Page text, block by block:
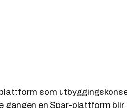
som
gangen en Spar-plattform blir